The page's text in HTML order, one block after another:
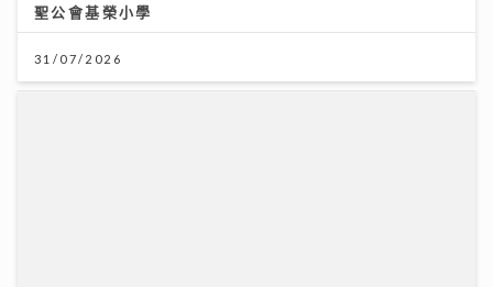
聖公會基榮小學
31/07/2026